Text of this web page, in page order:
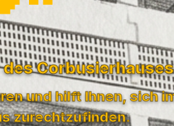
Corbusierhauses
und hilft Ihnen, sich
zurechtzufinden.